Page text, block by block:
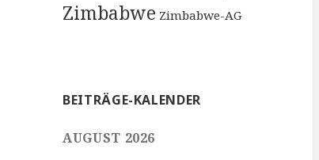
Zimbabwe Zimbabwe-AG
BEITRÄGE-KALENDER
AUGUST 2026